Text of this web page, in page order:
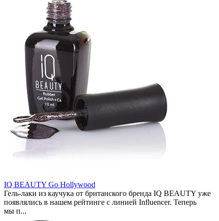
IQ BEAUTY Go Hollywood
Гель-лаки из каучука от британского бренда IQ BEAUTY уже
появлялись в нашем рейтинге с линией Influencer. Теперь
мы п...